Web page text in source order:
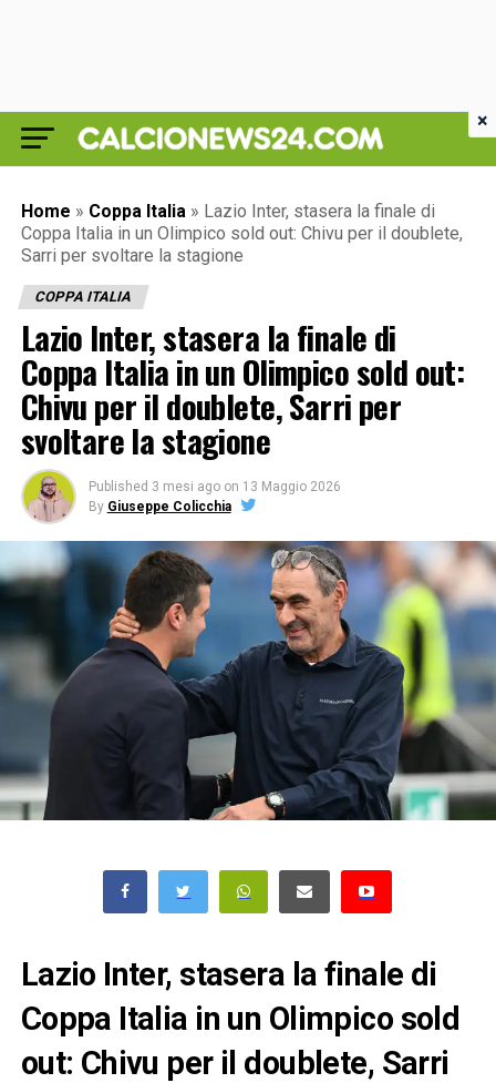
Home » Coppa Italia » Lazio Inter, stasera la finale di
Coppa Italia in un Olimpico sold out: Chivu per il doublete,
Sarri per svoltare la stagione
COPPA ITALIA
Lazio Inter, stasera la finale di
Coppa Italia in un Olimpico sold out:
Chivu per il doublete, Sarri per
svoltare la stagione
Published 3 mesi ago on 13 Maggio 2026
By Giuseppe Colicchia
Lazio Inter, stasera la finale di
Coppa Italia in un Olimpico sold
out: Chivu per il doublete, Sarri
×